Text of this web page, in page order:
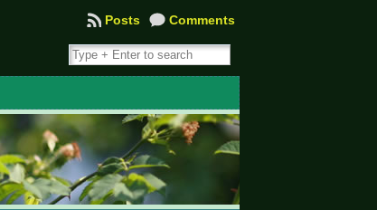
Comments
Posts